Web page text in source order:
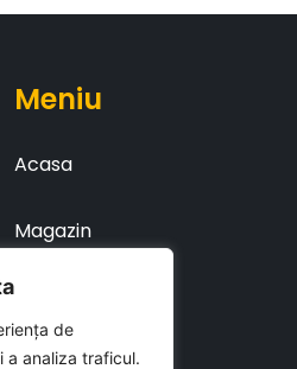
de
a analiza traficul.
Meniu
Acasa
Magazin
Contact